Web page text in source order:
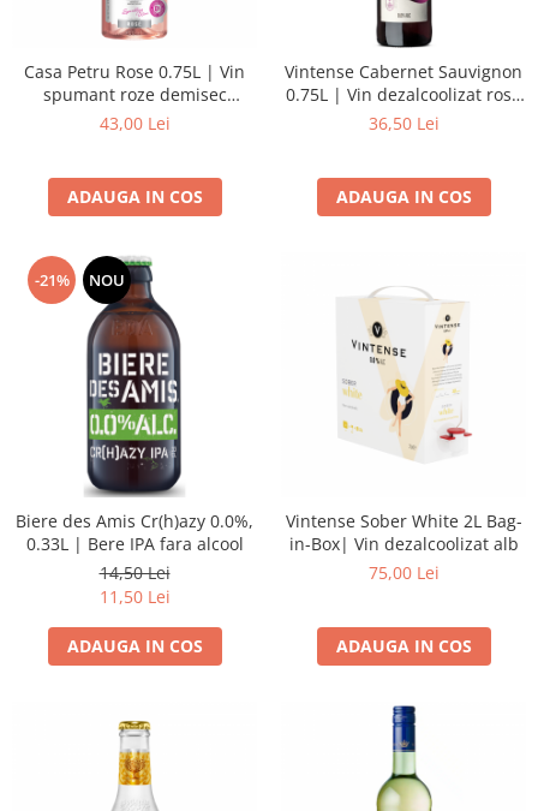
Casa Petru Rose 0.75L | Vin
spumant roze demisec
dezalcoolizat
43,00 Lei
ADAUGA IN COS
Vintense Cabernet Sauvignon
0.75L | Vin dezalcoolizat rosu
demisec
36,50 Lei
ADAUGA IN COS
-21% NOU
Biere des Amis Cr(h)azy 0.0%,
0.33L | Bere IPA fara alcool
14,50 Lei
11,50 Lei
ADAUGA IN COS
Vintense Sober White 2L Bag-
in-Box| Vin dezalcoolizat alb
75,00 Lei
ADAUGA IN COS